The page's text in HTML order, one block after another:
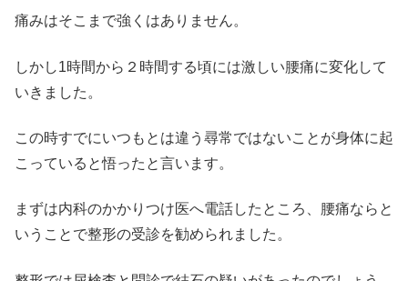
痛みはそこまで強くはありません。
しかし1時間から２時間する頃には激しい腰痛に変化して
いきました。
この時すでにいつもとは違う尋常ではないことが身体に起
こっていると悟ったと言います。
まずは内科のかかりつけ医へ電話したところ、腰痛ならと
いうことで整形の受診を勧められました。